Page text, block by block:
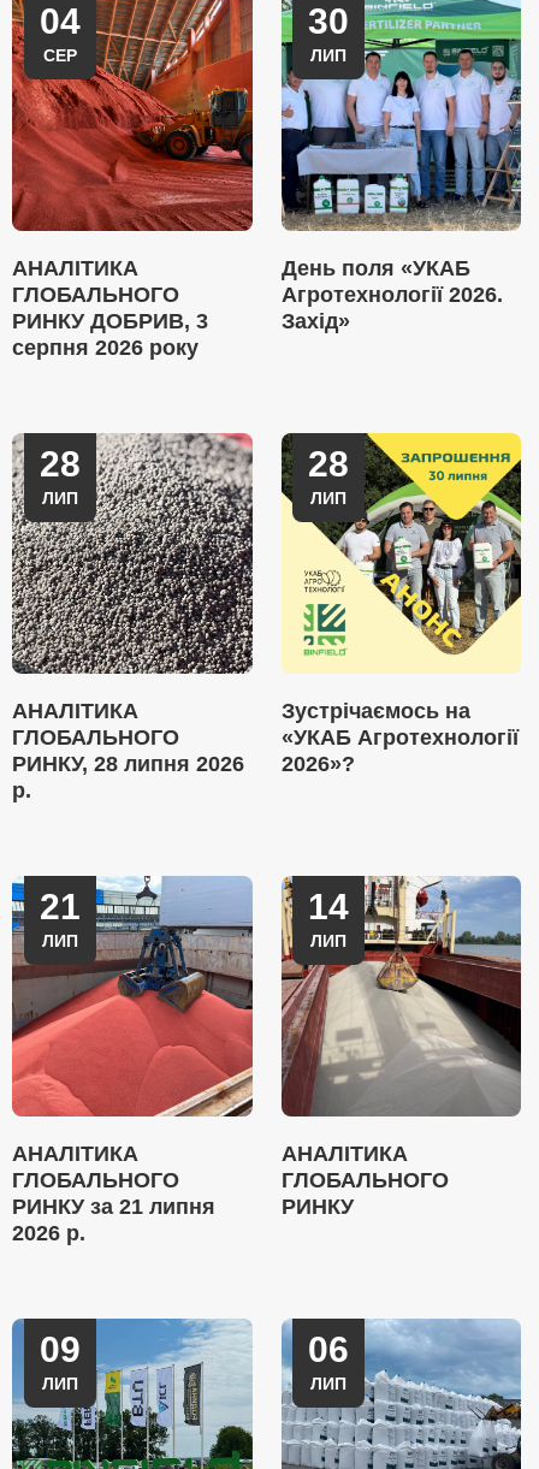
04
СЕР
АНАЛІТИКА
ГЛОБАЛЬНОГО
РИНКУ ДОБРИВ, 3
серпня 2026 року
30
ЛИП
День поля «УКАБ
Агротехнології 2026.
Захід»
28
ЛИП
АНАЛІТИКА
ГЛОБАЛЬНОГО
РИНКУ, 28 липня 2026
р.
28
ЛИП
Зустрічаємось на
«УКАБ Агротехнології
2026»?
21
ЛИП
АНАЛІТИКА
ГЛОБАЛЬНОГО
РИНКУ за 21 липня
2026 р.
14
ЛИП
АНАЛІТИКА
ГЛОБАЛЬНОГО
РИНКУ
09
ЛИП
06
ЛИП